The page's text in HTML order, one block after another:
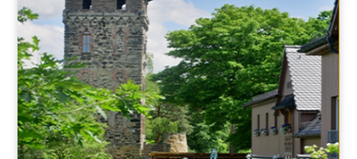
RESTAURANT